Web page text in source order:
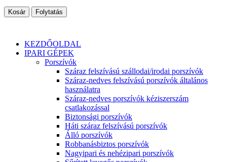
Kosár Folytatás
KEZDŐOLDAL
IPARI GÉPEK
Porszívók
Száraz felszívású szállodai/irodai porszívók
Száraz-nedves felszívású porszívók általános
használatra
Száraz-nedves porszívók kéziszerszám
csatlakozással
Biztonsági porszívók
Háti száraz felszívású porszívók
Álló porszívók
Robbanásbiztos porszívók
Nagyipari és nehézipari porszívók